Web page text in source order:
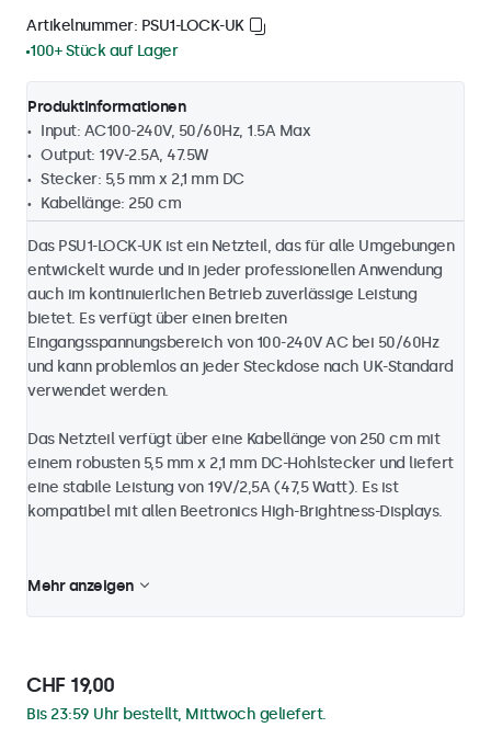
Artikelnummer: PSU1-LOCK-UK
100+ Stück auf Lager
Produktinformationen
Input: AC100-240V, 50/60Hz, 1.5A Max
Output: 19V-2.5A, 47.5W
Stecker: 5,5 mm x 2,1 mm DC
Kabellänge: 250 cm
Das PSU1-LOCK-UK ist ein Netzteil, das für alle Umgebungen
entwickelt wurde und in jeder professionellen Anwendung
auch im kontinuierlichen Betrieb zuverlässige Leistung
bietet. Es verfügt über einen breiten
Eingangsspannungsbereich von 100-240V AC bei 50/60Hz
und kann problemlos an jeder Steckdose nach UK-Standard
verwendet werden.
Das Netzteil verfügt über eine Kabellänge von 250 cm mit
einem robusten 5,5 mm x 2,1 mm DC-Hohlstecker und liefert
eine stabile Leistung von 19V/2,5A (47,5 Watt). Es ist
kompatibel mit allen Beetronics High-Brightness-Displays.
Mehr anzeigen
CHF 19,00
Bis 23:59 Uhr bestellt, Mittwoch geliefert.